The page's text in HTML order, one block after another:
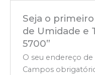
Seja o
de Umidade e
5700”
O seu endereço
Campos